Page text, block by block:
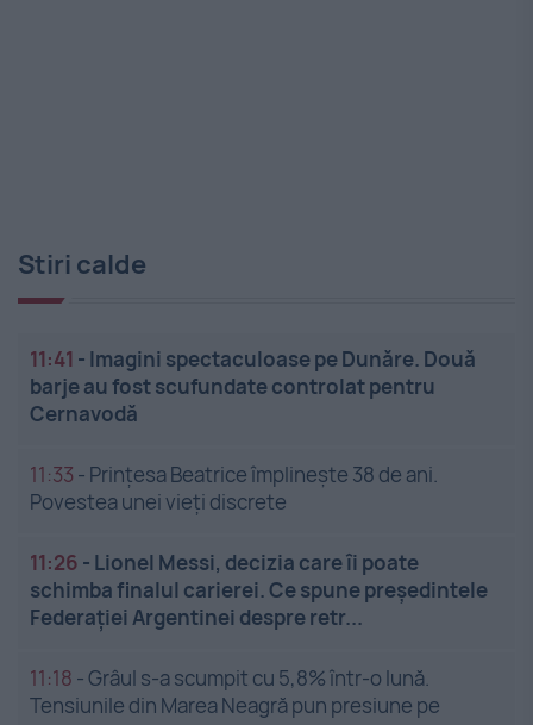
Stiri calde
11:41 - Imagini spectaculoase pe Dunăre. Două
barje au fost scufundate controlat pentru
Cernavodă
11:33 - Prințesa Beatrice împlinește 38 de ani.
Povestea unei vieți discrete
11:26 - Lionel Messi, decizia care îi poate
schimba finalul carierei. Ce spune președintele
Federației Argentinei despre retr...
11:18 -Grâul s-a scumpit cu 5,8% într-o lună.
Tensiunile din Marea Neagră pun presiune pe